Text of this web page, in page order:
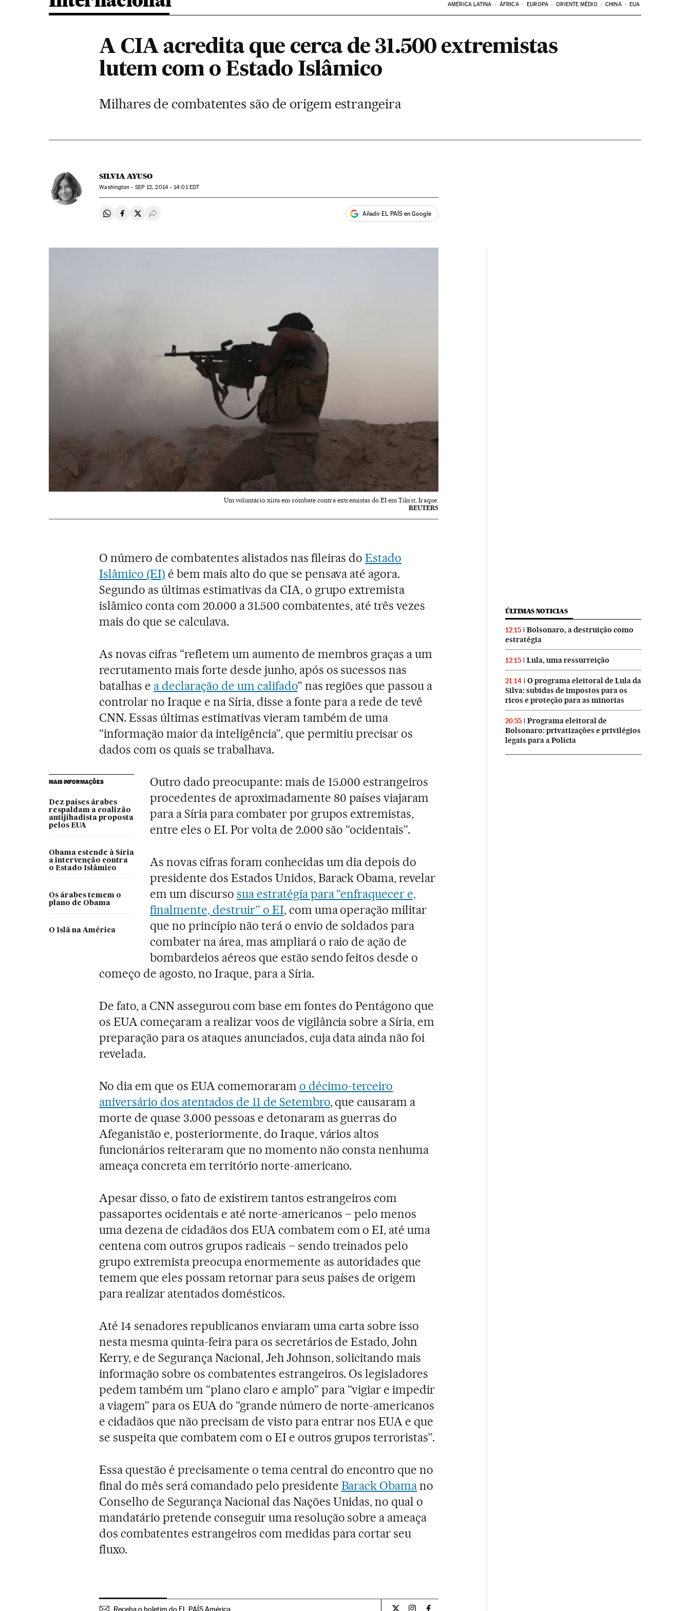
AMÉRICA LATINA ÁFRICA EUROPA ORIENTE MÉDIO CHINA EUA
A CIA acredita que cerca de 31.500 extremistas
lutem com o Estado Islâmico
Milhares de combatentes são de origem estrangeira
SILVIA AYUSO
Washington - SEP12, 2014 - 14:01EDT
Compartir en Whatsapp
Compartir en Facebook
Compartir en Twitter
Desplegar Redes Sociales Añadir EL PAÍS en Google
Um voluntário xiita em combate contra extremistas do EI em Tikrit, Iraque.
REUTERS
O número de combatentes alistados nas fileiras doEstado
Islâmico (EI) é bem mais alto do que se pensava até agora.
Segundo as últimas estimativas da CIA, o grupo extremista
islâmico conta com 20.000 a 31.500 combatentes, até três vezes
mais do que se calculava.
As novas cifras “refletem um aumento de membros graças a um
recrutamento mais forte desde junho, após os sucessos nas
batalhas e a declaração de um califado” nas regiões que passou a
controlar no Iraque e na Síria, disse a fonte para a rede de tevê
CNN. Essas últimas estimativas vieram também de uma
“informação maior da inteligência”, que permitiu precisar os
dados com os quais se trabalhava.
MAIS INFORMAÇÕES
Dez países árabes
respaldam a coalizão
antijihadista proposta
pelos EUA
Obama estende à Síria
a intervenção contra
o Estado Islâmico
Os árabes temem o
plano de Obama
O Islã na América
Outro dado preocupante: mais de 15.000 estrangeiros
procedentes de aproximadamente 80 países viajaram
para a Síria para combater por grupos extremistas,
entre eles o EI. Por volta de 2.000 são “ocidentais”.
As novas cifras foram conhecidas um dia depois do
presidente dos Estados Unidos, Barack Obama, revelar
em um discurso sua estratégia para “enfraquecer e,
finalmente, destruir” o EI, com uma operação militar
que no princípio não terá o envio de soldados para
combater na área, mas ampliará o raio de ação de
bombardeios aéreos que estão sendo feitos desde o
começo de agosto, no Iraque, para a Síria.
De fato, a CNN assegurou com base em fontes do Pentágono que
os EUA começaram a realizar voos de vigilância sobre a Síria, em
preparação para os ataques anunciados, cuja data ainda não foi
revelada.
No dia em que os EUA comemoraram o décimo-terceiro
aniversário dos atentados de 11 de Setembro, que causaram a
morte de quase 3.000 pessoas e detonaram as guerras do
Afeganistão e, posteriormente, do Iraque, vários altos
funcionários reiteraram que no momento não consta nenhuma
ameaça concreta em território norte-americano.
Apesar disso, o fato de existirem tantos estrangeiros com
passaportes ocidentais e até norte-americanos – pelo menos
uma dezena de cidadãos dos EUA combatem com o EI, até uma
centena com outros grupos radicais – sendo treinados pelo
grupo extremista preocupa enormemente as autoridades que
temem que eles possam retornar para seus países de origem
para realizar atentados domésticos.
Até 14 senadores republicanos enviaram uma carta sobre isso
nesta mesma quinta-feira para os secretários de Estado, John
Kerry, e de Segurança Nacional, Jeh Johnson, solicitando mais
informação sobre os combatentes estrangeiros. Os legisladores
pedem também um “plano claro e amplo” para “vigiar e impedir
a viagem” para os EUA do “grande número de norte-americanos
e cidadãos que não precisam de visto para entrar nos EUA e que
se suspeita que combatem com o EI e outros grupos terroristas”.
Essa questão é precisamente o tema central do encontro que no
final do mês será comandado pelo presidente Barack Obamano
Conselho de Segurança Nacional das Nações Unidas, no qual o
mandatário pretende conseguir uma resolução sobre a ameaça
dos combatentes estrangeiros com medidas para cortar seu
fluxo.
Receba o boletim do EL PAÍS América
ÚLTIMAS NOTICIAS
12:15
Bolsonaro, a destruição como
estratégia
12:15 Lula, uma ressurreição
21:14
O programa eleitoral de Lula da
Silva: subidas de impostos para os
ricos e proteção para as minorias
20:55
Programa eleitoral de
Bolsonaro: privatizações e privilégios
legais para a Polícia